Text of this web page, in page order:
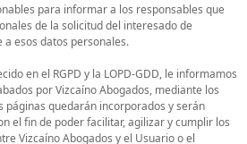
para informar a los responsables que
de la solicitud del interesado de
esos datos personales.
en el RGPD y la LOPD-GDD, le informamos
por Vizcaíno Abogados, mediante los
páginas quedarán incorporados y serán
el fin de poder facilitar, agilizar y cumplir los
Vizcaíno Abogados y el Usuario o el